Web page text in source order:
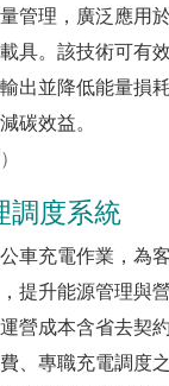
管理，廣泛應用
具。該技術可有
出並降低能量損
碳效益。
）
調度系統
車充電作業，為
提升能源管理與營
營成本含省去契
、專職充電調度